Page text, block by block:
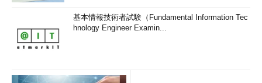
基本情報技術者試験（Fundamental Information Tec
hnology Engineer Examin...